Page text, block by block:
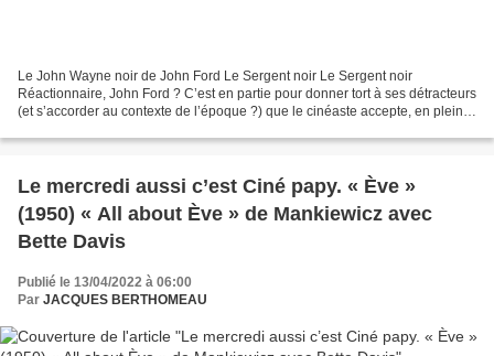
Le John Wayne noir de John Ford Le Sergent noir Le Sergent noir
Réactionnaire, John Ford ? C’est en partie pour donner tort à ses détracteurs
(et s’accorder au contexte de l’époque ?) que le cinéaste accepte, en pleine
Le mercredi aussi c’est Ciné papy. « Ève »
(1950) « All about Ève » de Mankiewicz avec
Bette Davis
Publié le 13/04/2022 à 06:00
Par JACQUES BERTHOMEAU